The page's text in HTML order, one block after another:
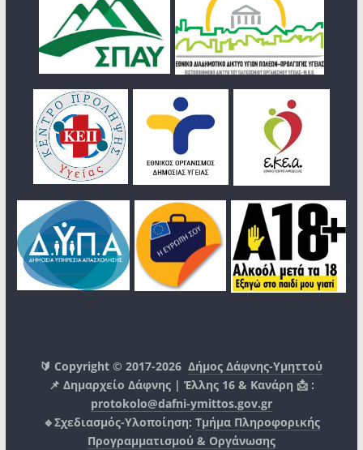
🔰 Copyright © 2017-2026Δήμος Δάφνης-Υμηττού
📌 Δημαρχείο Δάφνης | Έλλης 16 & Κανάρη 📩 :
protokolo@dafni-ymittos.gov.gr
🔹Σχεδιασμός-Υλοποίηση: Τμήμα Πληροφορικής
Προγραμματισμού & Οργάνωσης